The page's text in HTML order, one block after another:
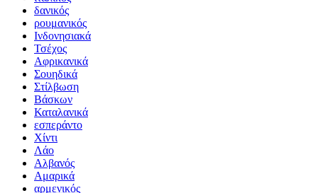
δανικός
ρουμανικός
Ινδονησιακά
Τσέχος
Αφρικανικά
Σουηδικά
Στίλβωση
Βάσκων
Καταλανικά
εσπεράντο
Χίντι
Λάο
Αλβανός
Αμαρικά
αρμενικός